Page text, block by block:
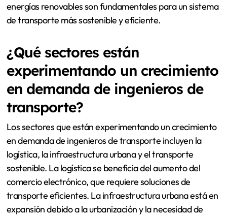
energías renovables son fundamentales para un sistema
de transporte más sostenible y eficiente.
¿Qué sectores están
experimentando un crecimiento
en demanda de ingenieros de
transporte?
Los sectores que están experimentando un crecimiento
en demanda de ingenieros de transporte incluyen la
logística, la infraestructura urbana y el transporte
sostenible. La logística se beneficia del aumento del
comercio electrónico, que requiere soluciones de
transporte eficientes. La infraestructura urbana está en
expansión debido a la urbanización y la necesidad de